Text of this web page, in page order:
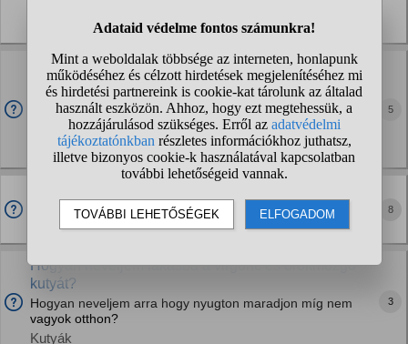
Papagájtartók! Hogy oldjátok meg, hogy a lakás
"tiszta" maradjon a kiskedvencetek "nyomaitól"?
A lányom jó ideje nyaggat egy papagájért, nekem
tulajdonképpen ez az egy kifogásom van ellene. Ti hogyan
küzditek le a problémát?
Madarak
5
Süti vagy Fagyi Nem tudom eldönteni!
Kutyák
8
Hogyan neveljem lakásba a virgonc és örökmozgó
kutyát?
Hogyan neveljem arra hogy nyugton maradjon míg nem
vagyok otthon?
Kutyák
3